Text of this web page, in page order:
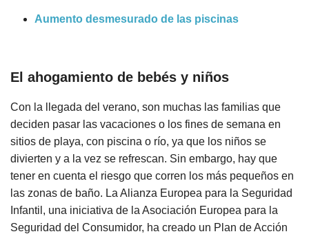
Aumento desmesurado de las piscinas
El ahogamiento de bebés y niños
Con la llegada del verano, son muchas las familias que
deciden pasar las vacaciones o los fines de semana en
sitios de playa, con piscina o río, ya que los niños se
divierten y a la vez se refrescan. Sin embargo, hay que
tener en cuenta el riesgo que corren los más pequeños en
las zonas de baño. La Alianza Europea para la Seguridad
Infantil, una iniciativa de la Asociación Europea para la
Seguridad del Consumidor, ha creado un Plan de Acción